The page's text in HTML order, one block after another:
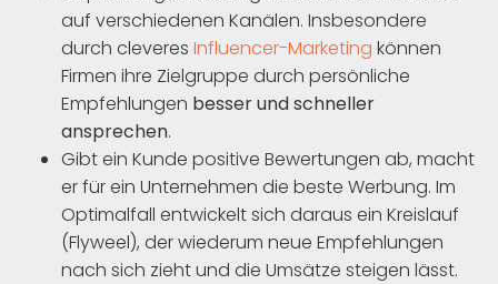
auf verschiedenen Kanälen. Insbesondere
durch cleveres Influencer-Marketing können
Firmen ihre Zielgruppe durch persönliche
Empfehlungen besser und schneller
ansprechen.
Gibt ein Kunde positive Bewertungen ab, macht
er für ein Unternehmen die beste Werbung. Im
Optimalfall entwickelt sich daraus ein Kreislauf
(Flyweel), der wiederum neue Empfehlungen
nach sich zieht und die Umsätze steigen lässt.